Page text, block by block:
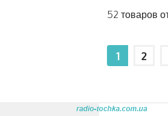
52 товаров
1 2